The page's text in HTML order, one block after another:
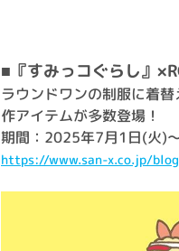
■『すみっコぐらし』
ラウンドワンの制服に着
作アイテムが多数登場！
期間：2025年7月1日(火)
https://www.san-x.co.jp/